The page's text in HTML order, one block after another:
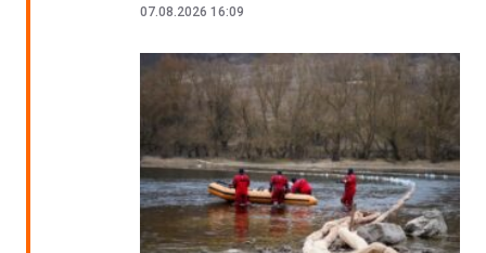
07.08.2026 16:09